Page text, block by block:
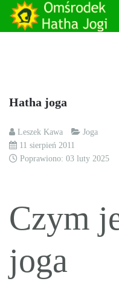
Hatha joga
Leszek Kawa
Joga
11 sierpień 2011
Poprawiono: 03 luty 2025
Czym
joga